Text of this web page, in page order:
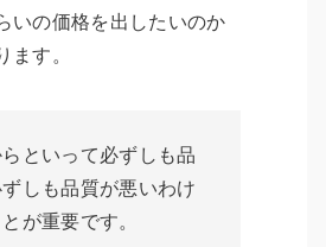
いの価格を出したいのか
す。
といって必ずしも品
しも品質が悪いわけ
が重要です。